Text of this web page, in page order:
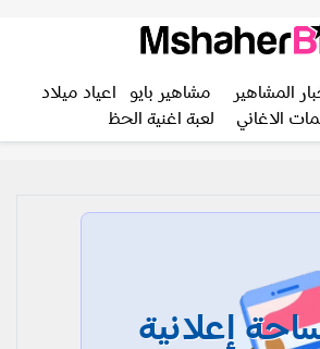
المشاهير مشاهير بايو
اعياد ميلاد
الاغاني لعبة اغنية الحظ
إعلانية